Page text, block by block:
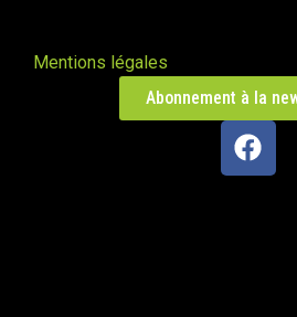
Le Cergne 42460
Poêle de masse
Chaparon 74210
Mentions légales
Abonnement à la